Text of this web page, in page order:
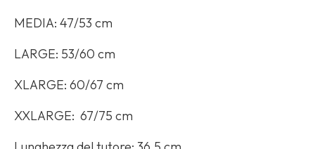
MEDIA: 47/53 cm
LARGE: 53/60 cm
XLARGE: 60/67 cm
XXLARGE: 67/75 cm